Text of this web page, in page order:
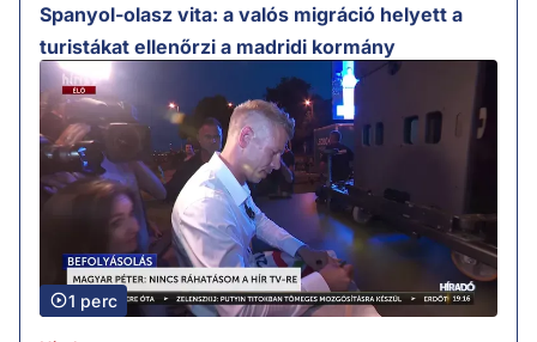
Spanyol-olasz vita: a valós migráció helyett a
turistákat ellenőrzi a madridi kormány
1 perc